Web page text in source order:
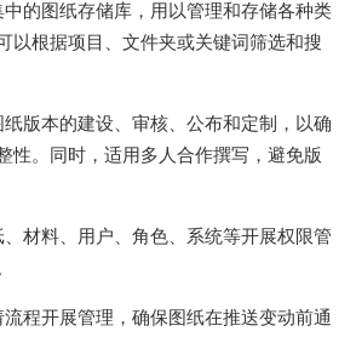
的图纸存储库，用以管理和存储各种类
以根据项目、文件夹或关键词筛选和搜
版本的建设、审核、公布和定制，以确
性。同时，适用多人合作撰写，避免版
材料、用户、角色、系统等开展权限管
程开展管理，确保图纸在推送变动前通